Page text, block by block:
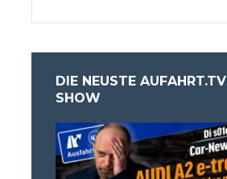
DIE NEUSTE AUFAHRT.TV
SHOW